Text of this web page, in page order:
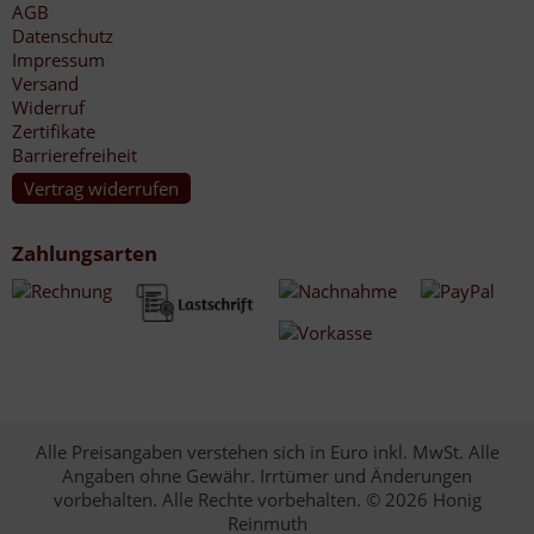
AGB
Datenschutz
Impressum
Versand
Widerruf
Zertifikate
Barrierefreiheit
Vertrag widerrufen
Zahlungsarten
Alle Preisangaben verstehen sich in Euro inkl. MwSt. Alle
Angaben ohne Gewähr. Irrtümer und Änderungen
vorbehalten. Alle Rechte vorbehalten. © 2026 Honig
Reinmuth